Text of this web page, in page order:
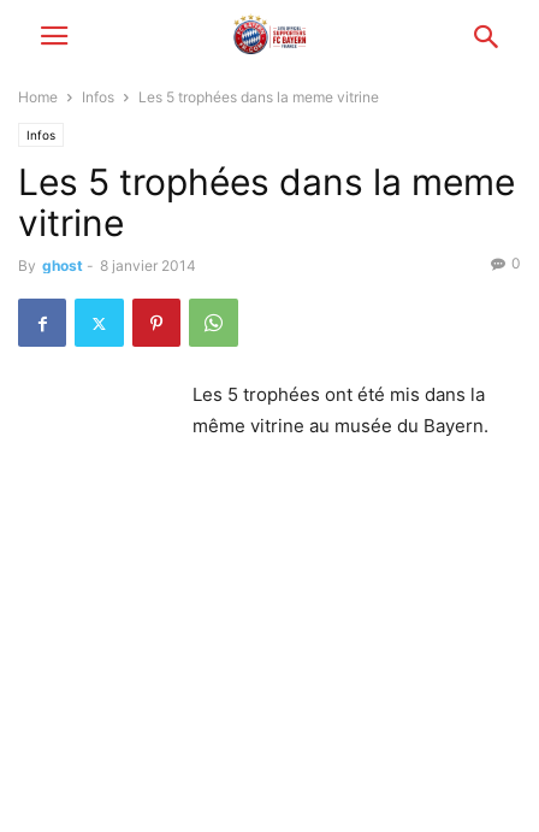
Home Infos Les 5 trophées dans la meme vitrine
Infos
Les 5 trophées dans la meme
vitrine
By ghost - 8 janvier 2014 0
Les 5 trophées ont été mis dans la
même vitrine au musée du Bayern.